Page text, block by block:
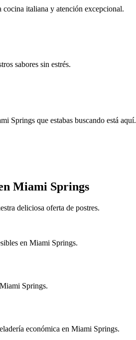
cocina italiana y atención excepcional.
sabores sin estrés.
Springs que estabas buscando está aquí.
Miami Springs
deliciosa oferta de postres.
en Miami Springs.
Springs.
económica en Miami Springs.